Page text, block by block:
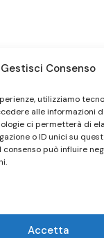
Gestisci Consenso
utilizziamo
alle informazioni
ci permetterà di
o ID unici su
può influire
Accetta